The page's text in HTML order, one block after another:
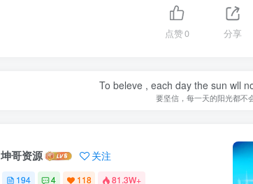
点赞0 分享
To beleve , each day the sun wll
要坚信，每一天的阳光都不
坤哥资源 关注
194 4 118 81.3W+